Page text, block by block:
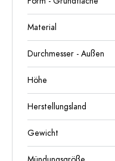
Material
Durchmesser - Außen
Höhe
Herstellungsland
Gewicht